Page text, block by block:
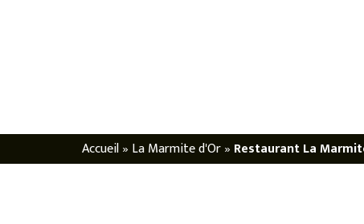
Accueil» La Marmite d'Or» Restaurant La